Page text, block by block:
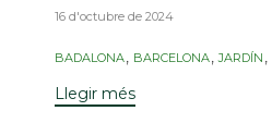
16 d'octubre de 2024
Etiquetes
BADALONA, BARCELONA,JARDÍN ,
Llegir més